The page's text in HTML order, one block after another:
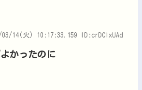
03/14(火) 10:17:33.159 ID:crDClxUAd
かったのに